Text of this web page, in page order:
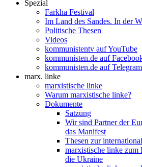
Spezial
Farkha Festival
Im Land des Sandes. In der
Politische Thesen
Videos
kommunistentv auf YouTube
kommunisten.de auf
kommunisten.de auf Telegram
marx. linke
marxistische linke
Warum marxistische linke?
Dokumente
Satzung
Wir sind Partner der
das Manifest
Thesen zur
marxistische linke zum
die Ukraine